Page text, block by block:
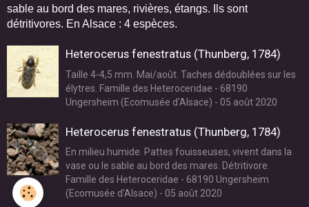
sable au bord des mares, rivières, étangs. Ils sont
détritivores. En Alsace : 4 espèces.
Heterocerus fenestratus (Thunberg, 1784)
Taille 4-4,5 mm. Mai/août. Taches dédoublées sur les
élytres. Famille des Heteroceridae - 68190
Ungersheim (Ecomusée d'Alsace) - 05 août 2020
Heterocerus fenestratus (Thunberg, 1784)
En milieu humide. Pattes fouisseuses, vivent dans la
vase ou le sable au bord des mares. Détritivore.
Famille des Heteroceridae - 68190 Ungersheim
(Ecomusée d'Alsace) - 05 août 2020